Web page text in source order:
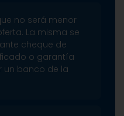
no será menor
La misma se
cheque de
o garantía
un banco de la